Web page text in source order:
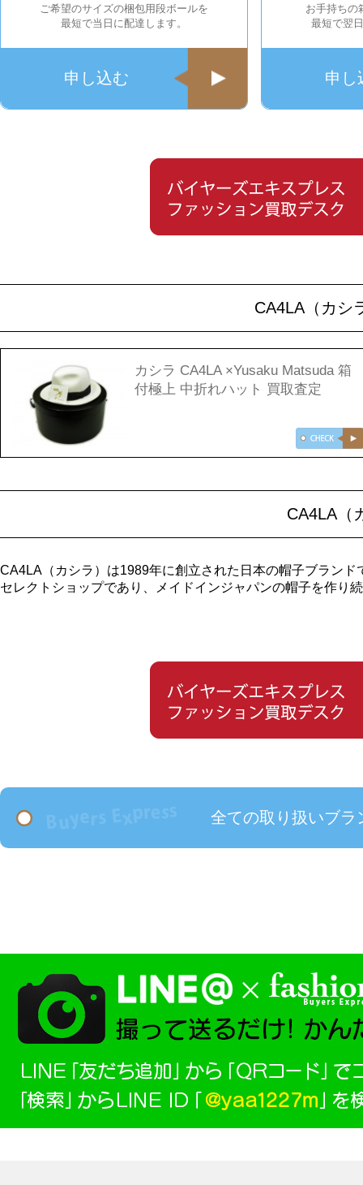
ご希望のサイズの梱包用段ボールを
最短で当日に配達します。
申し込む
お手持ちの
最短で翌
申し
CA4LA（カシ
カシラ CA4LA ×Yusaku Matsuda 箱
付極上 中折れハット 買取査定
CA4LA（
CA4LA（カシラ）は1989年に創立された日本の帽子ブラン
セレクトショップであり、メイドインジャパンの帽子を作り
全ての取り扱いブラ